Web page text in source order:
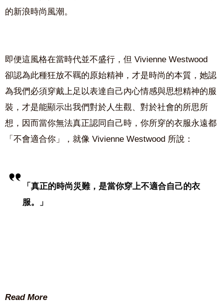
的新浪時尚風潮。
即便這風格在當時代並不盛行，但 Vivienne Westwood
卻認為此種狂放不羈的原始精神，才是時尚的本質，她認
為我們必須穿戴上足以表達自己內心情感與思想精神的服
裝，才是能顯示出我們對於人生觀、對於社會的所思所
想，因而當你無法真正認同自己時，你所穿的衣服永遠都
「不會適合你」，就像 Vivienne Westwood 所說：
「真正的時尚災難，是當你穿上不適合自己的衣
服。」
Read More